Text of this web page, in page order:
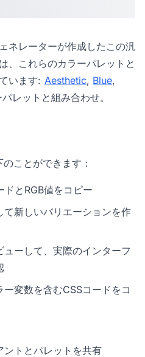
ネレーターが作成したこの汎
、これらのカラーパレットと
います: Aesthetic, Blue,
レットと組み合わせ。
ことができます：
とRGB値をコピー
新しいバリエーションを作
ーして、実際のインターフ
変数を含むCSSコードをコ
ントとパレットを共有